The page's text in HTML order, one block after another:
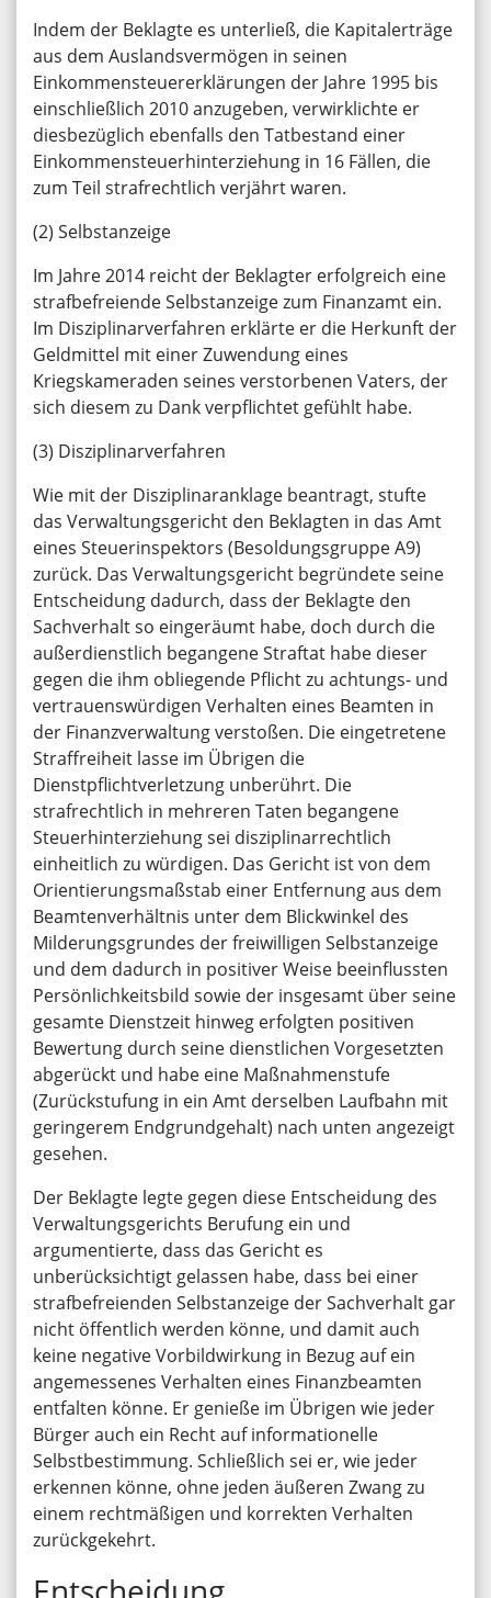
Indem der Beklagte es unterließ, die Kapitalerträge
aus dem Auslandsvermögen in seinen
Einkommensteuererklärungen der Jahre 1995 bis
einschließlich 2010 anzugeben, verwirklichte er
diesbezüglich ebenfalls den Tatbestand einer
Einkommensteuerhinterziehung in 16 Fällen, die
zum Teil strafrechtlich verjährt waren.
(2) Selbstanzeige
Im Jahre 2014 reicht der Beklagter erfolgreich eine
strafbefreiende Selbstanzeige zum Finanzamt ein.
Im Disziplinarverfahren erklärte er die Herkunft der
Geldmittel mit einer Zuwendung eines
Kriegskameraden seines verstorbenen Vaters, der
sich diesem zu Dank verpflichtet gefühlt habe.
(3) Disziplinarverfahren
Wie mit der Disziplinaranklage beantragt, stufte
das Verwaltungsgericht den Beklagten in das Amt
eines Steuerinspektors (Besoldungsgruppe A9)
zurück. Das Verwaltungsgericht begründete seine
Entscheidung dadurch, dass der Beklagte den
Sachverhalt so eingeräumt habe, doch durch die
außerdienstlich begangene Straftat habe dieser
gegen die ihm obliegende Pflicht zu achtungs- und
vertrauenswürdigen Verhalten eines Beamten in
der Finanzverwaltung verstoßen. Die eingetretene
Straffreiheit lasse im Übrigen die
Dienstpflichtverletzung unberührt. Die
strafrechtlich in mehreren Taten begangene
Steuerhinterziehung sei disziplinarrechtlich
einheitlich zu würdigen. Das Gericht ist von dem
Orientierungsmaßstab einer Entfernung aus dem
Beamtenverhältnis unter dem Blickwinkel des
Milderungsgrundes der freiwilligen Selbstanzeige
und dem dadurch in positiver Weise beeinflussten
Persönlichkeitsbild sowie der insgesamt über seine
gesamte Dienstzeit hinweg erfolgten positiven
Bewertung durch seine dienstlichen Vorgesetzten
abgerückt und habe eine Maßnahmenstufe
(Zurückstufung in ein Amt derselben Laufbahn mit
geringerem Endgrundgehalt) nach unten angezeigt
gesehen.
Der Beklagte legte gegen diese Entscheidung des
Verwaltungsgerichts Berufung ein und
argumentierte, dass das Gericht es
unberücksichtigt gelassen habe, dass bei einer
strafbefreienden Selbstanzeige der Sachverhalt gar
nicht öffentlich werden könne, und damit auch
keine negative Vorbildwirkung in Bezug auf ein
angemessenes Verhalten eines Finanzbeamten
entfalten könne. Er genieße im Übrigen wie jeder
Bürger auch ein Recht auf informationelle
Selbstbestimmung. Schließlich sei er, wie jeder
erkennen könne, ohne jeden äußeren Zwang zu
einem rechtmäßigen und korrekten Verhalten
zurückgekehrt.